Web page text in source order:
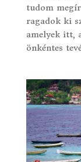
tudom
ragadok ki
amelyek itt,
önkéntes